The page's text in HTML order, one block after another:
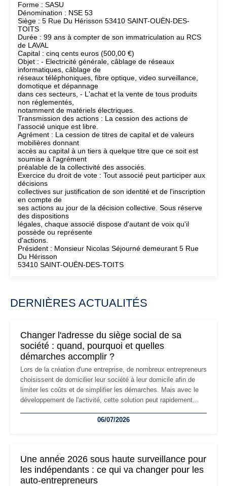
Forme : SASU
Dénomination : NSE 53
Siège : 5 Rue Du Hérisson 53410 SAINT-OUËN-DES-
TOITS
Durée : 99 ans à compter de son immatriculation au RCS
de LAVAL
Capital : cinq cents euros (500,00 €)
Objet : - Electricité générale, câblage de réseaux
informatiques, câblage de
réseaux téléphoniques, fibre optique, video surveillance,
domotique et dépannage
dans ces secteurs, - L'achat et la vente de tous produits
non réglementés,
notamment de matériels électriques.
Transmission des actions : La cession des actions de
l'associé unique est libre.
Agrément : La cession de titres de capital et de valeurs
mobilières donnant
accès au capital à un tiers à quelque titre que ce soit est
soumise à l'agrément
préalable de la collectivité des associés.
Exercice du droit de vote : Tout associé peut participer aux
décisions
collectives sur justification de son identité et de l'inscription
en compte de
ses actions au jour de la décision collective. Sous réserve
des dispositions
légales, chaque associé dispose d'autant de voix qu'il
possède ou représente
d'actions.
Président : Monsieur Nicolas Séjourné demeurant 5 Rue
Du Hérisson
53410 SAINT-OUËN-DES-TOITS
DERNIÈRES ACTUALITÉS
Changer l'adresse du siège social de sa
société : quand, pourquoi et quelles
démarches accomplir ?
Lors de la création d'une entreprise, de nombreux entrepreneurs
choisissent de domicilier leur société à leur domicile afin de
limiter les coûts et de simplifier les démarches. Mais avec le
développement de l'activité, cette solution peut rapidement
professionnels, recrutement, image de marque… Le
06/07/2026
Une année 2026 sous haute surveillance pour
les indépendants : ce qui va changer pour les
auto-entrepreneurs